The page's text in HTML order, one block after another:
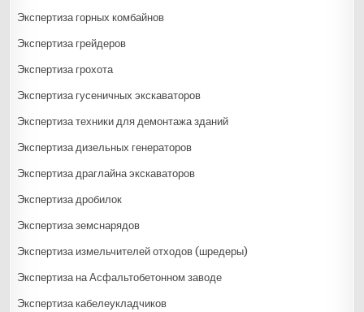
Экспертиза горных комбайнов
Экспертиза грейдеров
Экспертиза грохота
Экспертиза гусеничных экскаваторов
Экспертиза техники для демонтажа зданий
Экспертиза дизельных генераторов
Экспертиза драглайна экскаваторов
Экспертиза дробилок
Экспертиза земснарядов
Экспертиза измельчителей отходов (шредеры)
Экспертиза на Асфальтобетонном заводе
Экспертиза кабелеукладчиков